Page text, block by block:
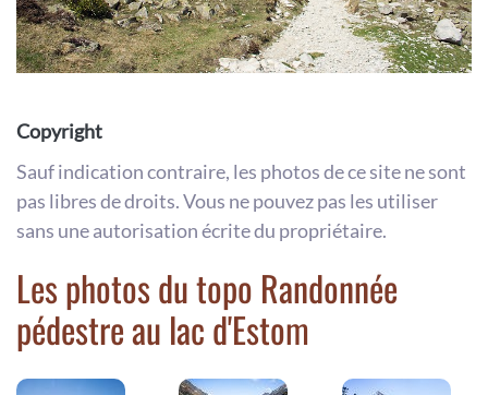
Copyright
Sauf indication contraire, les photos de ce site ne sont
pas libres de droits. Vous ne pouvez pas les utiliser
sans une autorisation écrite du propriétaire.
Les photos du topo Randonnée
pédestre au lac d'Estom